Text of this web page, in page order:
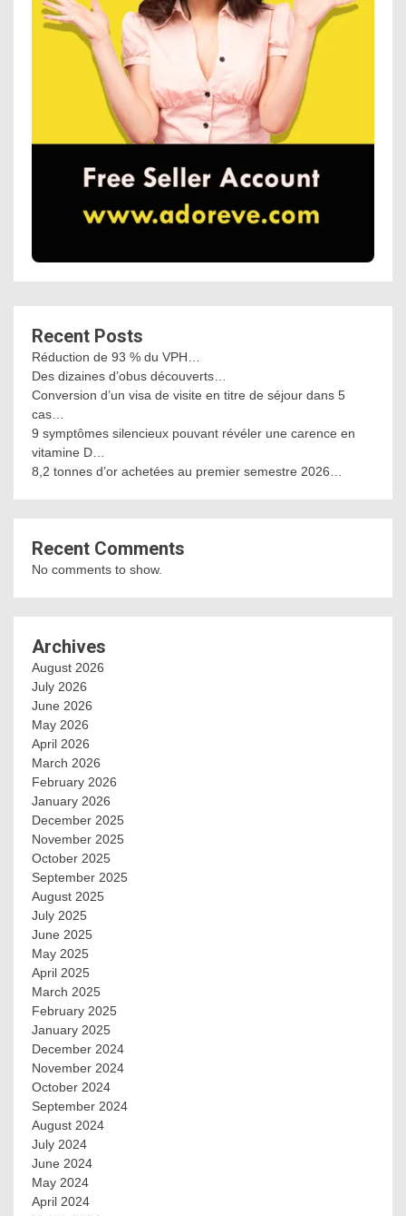
Recent Posts
Réduction de 93 % du VPH…
Des dizaines d’obus découverts…
Conversion d’un visa de visite en titre de séjour dans 5
cas…
9 symptômes silencieux pouvant révéler une carence en
vitamine D…
8,2 tonnes d’or achetées au premier semestre 2026…
Recent Comments
No comments to show.
Archives
August 2026
July 2026
June 2026
May 2026
April 2026
March 2026
February 2026
January 2026
December 2025
November 2025
October 2025
September 2025
August 2025
July 2025
June 2025
May 2025
April 2025
March 2025
February 2025
January 2025
December 2024
November 2024
October 2024
September 2024
August 2024
July 2024
June 2024
May 2024
April 2024